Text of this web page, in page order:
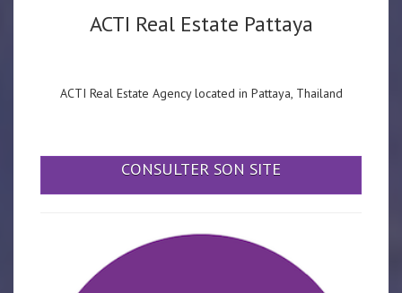
ACTI Real Estate Pattaya
ACTI Real Estate Agency located in Pattaya, Thailand
CONSULTER SON SITE